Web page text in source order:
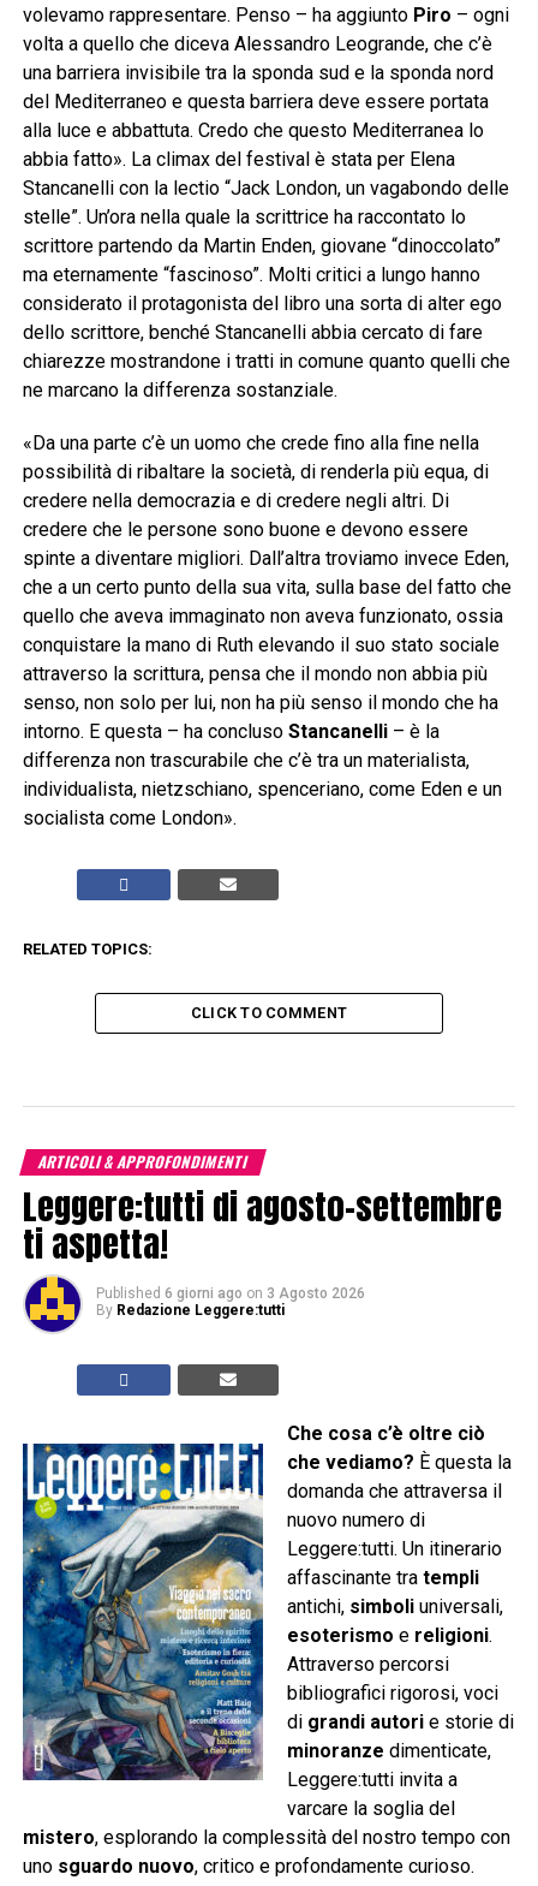
volevamo rappresentare. Penso – ha aggiunto Piro – ogni
volta a quello che diceva Alessandro Leogrande, che c’è
una barriera invisibile tra la sponda sud e la sponda nord
del Mediterraneo e questa barriera deve essere portata
alla luce e abbattuta. Credo che questo Mediterranea lo
abbia fatto». La climax del festival è stata per Elena
Stancanelli con la lectio “Jack London, un vagabondo delle
stelle”. Un’ora nella quale la scrittrice ha raccontato lo
scrittore partendo da Martin Enden, giovane “dinoccolato”
ma eternamente “fascinoso”. Molti critici a lungo hanno
considerato il protagonista del libro una sorta di alter ego
dello scrittore, benché Stancanelli abbia cercato di fare
chiarezze mostrandone i tratti in comune quanto quelli che
ne marcano la differenza sostanziale.
«Da una parte c’è un uomo che crede fino alla fine nella
possibilità di ribaltare la società, di renderla più equa, di
credere nella democrazia e di credere negli altri. Di
credere che le persone sono buone e devono essere
spinte a diventare migliori. Dall’altra troviamo invece Eden,
che a un certo punto della sua vita, sulla base del fatto che
quello che aveva immaginato non aveva funzionato, ossia
conquistare la mano di Ruth elevando il suo stato sociale
attraverso la scrittura, pensa che il mondo non abbia più
senso, non solo per lui, non ha più senso il mondo che ha
intorno. E questa – ha concluso Stancanelli– è la
differenza non trascurabile che c’è tra un materialista,
individualista, nietzschiano, spenceriano, come Eden e un
socialista come London».
RELATED TOPICS:
CLICK TO COMMENT
ARTICOLI & APPROFONDIMENTI
Leggere:tutti di agosto-settembre
ti aspetta!
Published 6 giorni ago on 3 Agosto 2026
By Redazione Leggere:tutti
Che cosa c’è oltre ciò
che vediamo? È questa la
domanda che attraversa il
nuovo numero di
Leggere:tutti. Un itinerario
affascinante tra templi
antichi, simboliuniversali,
esoterismo e religioni.
Attraverso percorsi
bibliografici rigorosi, voci
di grandi autorie storie di
minoranze dimenticate,
Leggere:tutti invita a
varcare la soglia del
mistero, esplorando la complessità del nostro tempo con
uno sguardo nuovo, critico e profondamente curioso.